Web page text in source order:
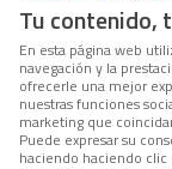
Tu contenido,
En esta página web
navegación y la
ofrecerle una mejor
nuestras funciones
marketing que
Puede expresar su
haciendo haciendo clic